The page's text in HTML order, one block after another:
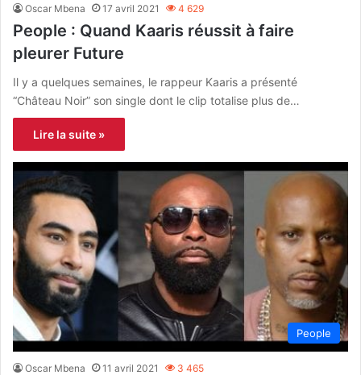
Oscar Mbena 17 avril 2021 4 629
People : Quand Kaaris réussit à faire
pleurer Future
Il y a quelques semaines, le rappeur Kaaris a présenté
“Château Noir” son single dont le clip totalise plus de…
Lire la suite »
People
Oscar Mbena 11 avril 2021 3 465